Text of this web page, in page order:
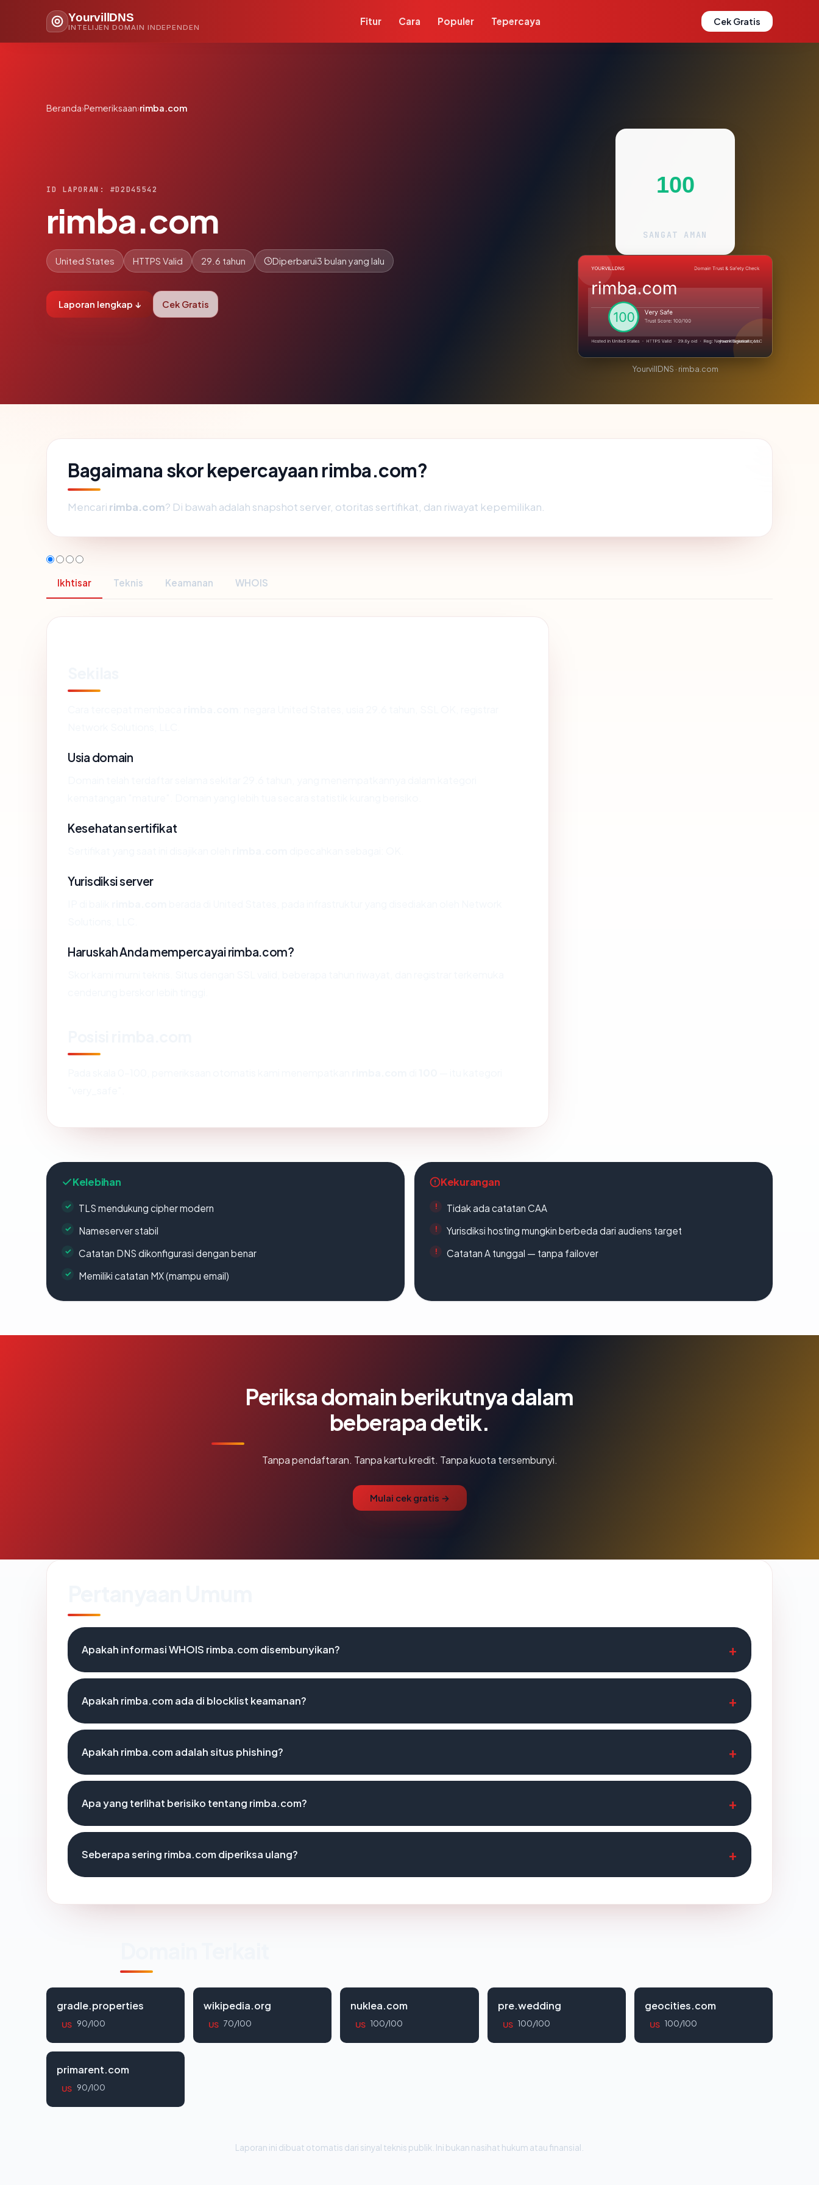
YourvillDNS
INTELIJEN DOMAIN INDEPENDEN
Fitur Cara Populer Tepercaya Cek Gratis
Beranda›Pemeriksaan›rimba.com
ID LAPORAN: #D2D45542
rimba.com
United States HTTPS Valid 29.6 tahun Diperbarui3 bulan yang lalu
Laporan lengkap ↓ Cek Gratis
100
SANGAT AMAN
YourvillDNS · rimba.com
Bagaimana skor kepercayaan rimba.com?
Mencari rimba.com? Di bawah adalah snapshot server, otoritas sertifikat, dan riwayat kepemilikan.
Ikhtisar Teknis Keamanan WHOIS
Usia domain
Kesehatan sertifikat
Yurisdiksi server
Haruskah Anda mempercayai rimba.com?
Kelebihan
TLS mendukung cipher modern
Nameserver stabil
Catatan DNS dikonfigurasi dengan benar
Memiliki catatan MX (mampu email)
Kekurangan
Tidak ada catatan CAA
Yurisdiksi hosting mungkin berbeda dari audiens target
Catatan A tunggal — tanpa failover
Periksa domain berikutnya dalam
beberapa detik.
Tanpa pendaftaran. Tanpa kartu kredit. Tanpa kuota tersembunyi.
Mulai cek gratis →
Apakah informasi WHOIS rimba.com disembunyikan?
Apakah rimba.com ada di blocklist keamanan?
Apakah rimba.com adalah situs phishing?
Apa yang terlihat berisiko tentang rimba.com?
Seberapa sering rimba.com diperiksa ulang?
gradle.properties
US 90/100
wikipedia.org
US 70/100
nuklea.com
US 100/100
pre.wedding
US 100/100
geocities.com
US 100/100
primarent.com
US 90/100
Laporan ini dibuat otomatis dari sinyal teknis publik. Ini bukan nasihat hukum atau finansial.